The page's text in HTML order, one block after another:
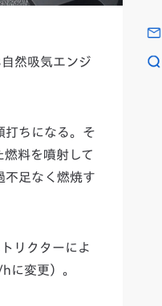
然吸気エンジ
打ちになる。そ
料を噴射して
不足なく燃焼す
リクターによ
変更）。